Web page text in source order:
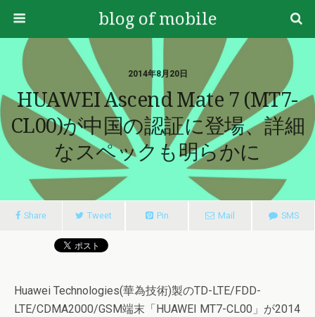
blog of mobile
2014年8月20日
HUAWEI Ascend Mate 7 (MT7-
CL00)が中国の認証に登場、詳細
なスペックも明らかに
Share Tweet Pin Mail SMS
Huawei Technologies(華為技術)製のTD-LTE/FDD-
LTE/CDMA2000/GSM端末「HUAWEI MT7-CL00」が2014